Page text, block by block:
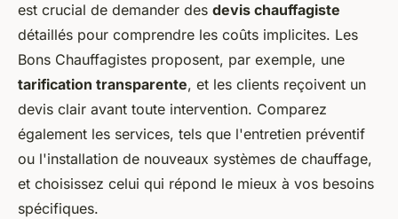
est crucial de demander des devis chauffagiste
détaillés pour comprendre les coûts implicites. Les
Bons Chauffagistes proposent, par exemple, une
tarification transparente, et les clients reçoivent un
devis clair avant toute intervention. Comparez
également les services, tels que l'entretien préventif
ou l'installation de nouveaux systèmes de chauffage,
et choisissez celui qui répond le mieux à vos besoins
spécifiques.